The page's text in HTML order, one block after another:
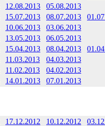
12.08.2013
05.08.2013
15.07.2013 08.07.2013
10.06.2013
03.06.2013
13.05.2013
06.05.2013
15.04.2013 08.04.2013
11.03.2013
04.03.2013
11.02.2013
04.02.2013
14.01.2013 07.01.2013
17.12.2012 10.12.2012